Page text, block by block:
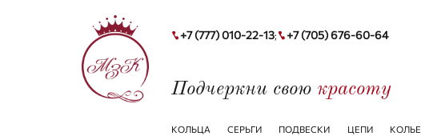
+7 (777) 010-22-13; +7 (705) 676-60-64
Подчеркни свою красоту
КОЛЬЦА СЕРЬГИ ПОДВЕСКИ ЦЕПИ КОЛЬЕ